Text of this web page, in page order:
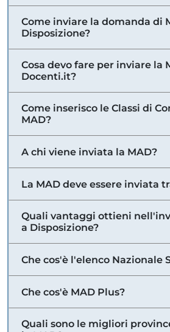
Come inviare la domanda di
Disposizione?
Cosa devo fare per inviare la
Docenti.it?
Come inserisco le Classi di
MAD?
A chi viene inviata la MAD?
La MAD deve essere inviata
Quali vantaggi ottieni
a Disposizione?
Che cos'è l'elenco Nazionale
Che cos'è MAD Plus?
Quali sono le migliori